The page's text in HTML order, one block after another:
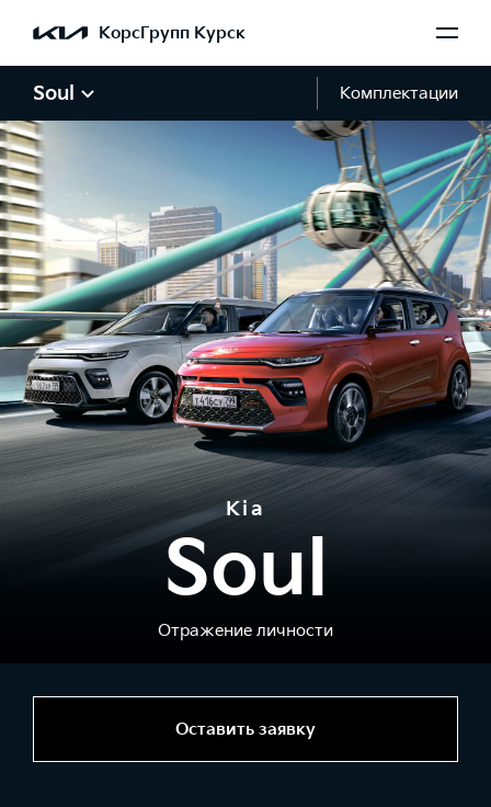
КорсГрупп Курск
Soul Комплектации
Оставить заявку
Kia
Soul
Отражение личности